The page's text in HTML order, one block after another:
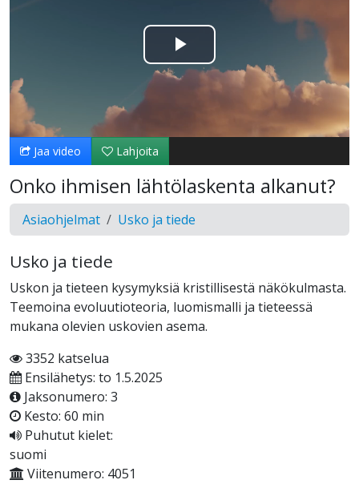
Toista
Video
Jaa video Lahjoita
Onko ihmisen lähtölaskenta alkanut?
Asiaohjelmat Usko ja tiede
Usko ja tiede
Uskon ja tieteen kysymyksiä kristillisestä näkökulmasta.
Teemoina evoluutioteoria, luomismalli ja tieteessä
mukana olevien uskovien asema.
3352 katselua
Ensilähetys: to 1.5.2025
Jaksonumero: 3
Kesto: 60 min
Puhutut kielet:
suomi
Viitenumero: 4051